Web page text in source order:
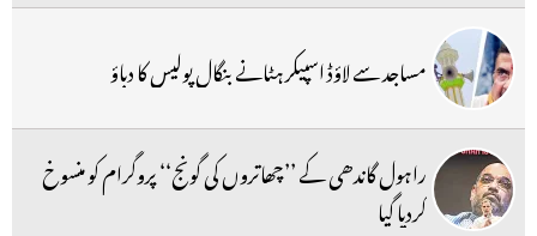
مساجد سے لاؤڈ اسپیکر ہٹانے بنگال پولیس کا دباؤ
راہول گاندھی کے ’’چھاتروں کی گونج‘‘ پروگرام کو منسوخ
کردیا گیا